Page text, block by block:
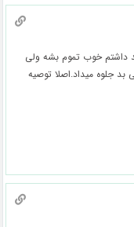
داشتم خوب تموم بشه ولی
جلوه میداد‌.اصلا توصیه